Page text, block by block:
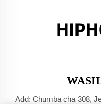
Add: Chumba cha 308,